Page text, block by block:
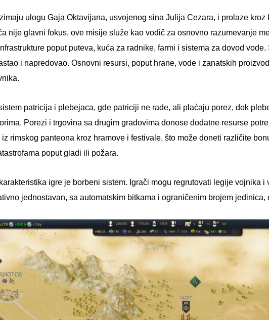
ulogu Gaja Oktavijana, usvojenog sina Julija Cezara, i prolaze
nije glavni fokus, ove misije služe kao vodič za osnovno razumevanje
poput puteva, kuća za radnike, farmi i sistema za dovod
i napredovao. Osnovni resursi, poput hrane, vode i zanatskih
patricija i plebejaca, gde patriciji ne rade, ali plaćaju porez, dok
Porezi i trgovina sa drugim gradovima donose dodatne resurse
rimskog panteona kroz hramove i festivale, što može doneti različite
poput gladi ili požara.
igre je borbeni sistem. Igrači mogu regrutovati legije vojnika
jednostavan, sa automatskim bitkama i ograničenim brojem